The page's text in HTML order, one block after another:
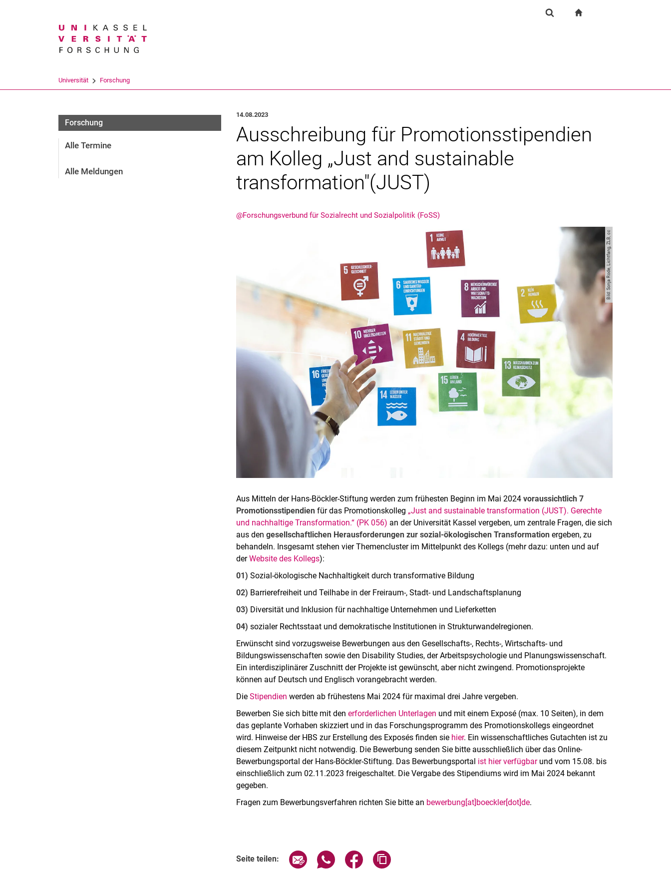
Universität Forschung
Forschung
Alle Termine
Alle Meldungen
14.08.2023
Ausschreibung für Promotionsstipendien
am Kolleg „Just and sustainable
transformation"(JUST)
@Forschungsverbund für Sozialrecht und Sozialpolitik (FoSS)
Bild: Sonja Rode, Lichtfang, ZLB, cc
Aus Mitteln der Hans-Böckler-Stiftung werden zum frühesten Beginn im Mai 2024voraussichtlich 7
Promotionsstipendienfür das Promotionskolleg „Just and sustainable transformation (JUST). Gerechte
und nachhaltige Transformation.“ (PK 056) an der Universität Kassel vergeben, um zentrale Fragen, die sich
aus dengesellschaftlichen Herausforderungen zur sozial-ökologischen Transformationergeben, zu
behandeln. Insgesamt stehen vier Themencluster im Mittelpunkt des Kollegs (mehr dazu: unten und auf
derWebsite des Kollegs):
01)Sozial-ökologische Nachhaltigkeit durch transformative Bildung
02) Barrierefreiheit und Teilhabe in der Freiraum-, Stadt- und Landschaftsplanung
03) Diversität und Inklusion für nachhaltige Unternehmen und Lieferketten
04) sozialer Rechtsstaat und demokratische Institutionen in Strukturwandelregionen.
Erwünscht sind vorzugsweise Bewerbungen aus den Gesellschafts-, Rechts-, Wirtschafts- und
Bildungswissenschaften sowie den Disability Studies, der Arbeitspsychologie und Planungswissenschaft.
Ein interdisziplinärer Zuschnitt der Projekte ist gewünscht, aber nicht zwingend. Promotionsprojekte
können auf Deutsch und Englisch vorangebracht werden.
DieStipendien werden ab frühestens Mai 2024 für maximal drei Jahre vergeben.
Bewerben Sie sich bitte mit denerforderlichen Unterlagen und mit einem Exposé (max. 10 Seiten), in dem
das geplante Vorhaben skizziert und in das Forschungsprogramm des Promotionskollegs eingeordnet
wird. Hinweise der HBS zur Erstellung des Exposés finden sie hier. Ein wissenschaftliches Gutachten ist zu
diesem Zeitpunkt nicht notwendig. Die Bewerbung senden Sie bitte ausschließlich über das Online-
Bewerbungsportal der Hans-Böckler-Stiftung. Das Bewerbungsportal ist hier verfügbarund vom 15.08. bis
einschließlich zum 02.11.2023 freigeschaltet. Die Vergabe des Stipendiums wird im Mai 2024 bekannt
gegeben.
Fragen zum Bewerbungsverfahren richten Sie bitte an bewerbung[at]boeckler[dot]de.
Seite teilen: Seite über E-Mail teilen
Seite über WhatsApp teilen (externer Link, öffnet neues Fenster)
Seite über Facebook teilen (externer Link, öffnet neues Fenster)